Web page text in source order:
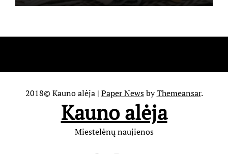
2018© Kauno alėja | Paper NewsbyThemeansar.
Kauno alėja
Miestelėnų naujienos